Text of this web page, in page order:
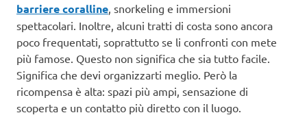
barriere coralline, snorkeling e immersioni
spettacolari. Inoltre, alcuni tratti di costa sono ancora
poco frequentati, soprattutto se li confronti con mete
più famose. Questo non significa che sia tutto facile.
Significa che devi organizzarti meglio. Però la
ricompensa è alta: spazi più ampi, sensazione di
scoperta e un contatto più diretto con il luogo.